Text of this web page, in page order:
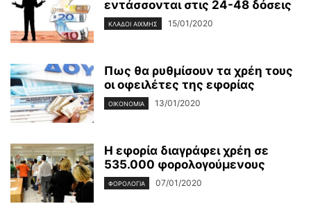
εντάσσονται στις 24-48 δόσεις
ΚΛΆΔΟΙ ΑΙΧΜΉΣ 15/01/2020
Πως θα ρυθμίσουν τα χρέη τους
οι οφειλέτες της εφορίας
ΟΙΚΟΝΟΜΊΑ 13/01/2020
Η εφορία διαγράφει χρέη σε
535.000 φορολογούμενους
ΦΟΡΟΛΟΓΊΑ 07/01/2020